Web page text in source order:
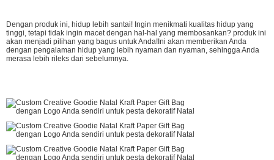
Dengan produk ini, hidup lebih santai! Ingin menikmati kualitas hidup yang
tinggi, tetapi tidak ingin macet dengan hal-hal yang membosankan? produk ini
akan menjadi pilihan yang bagus untuk Anda!Ini akan memberikan Anda
dengan pengalaman hidup yang lebih nyaman dan nyaman, sehingga Anda
merasa lebih rileks dari sebelumnya.